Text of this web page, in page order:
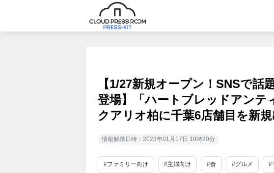
【1/27新規オープン！SNSで話
登場】「ハートブレッドアンテ
クアリオ柏に千葉6店舗目を新
情報解禁日時：2023年01月17日 10時20分
#ファミリー向け #主婦向け #食 #グルメ #